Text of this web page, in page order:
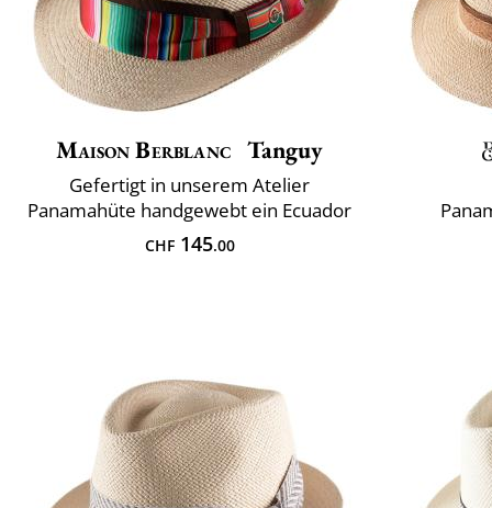
Maison Berblanc Tanguy
Gefertigt in unserem Atelier
Panamahüte handgewebt ein Ecuador
CHF145.00